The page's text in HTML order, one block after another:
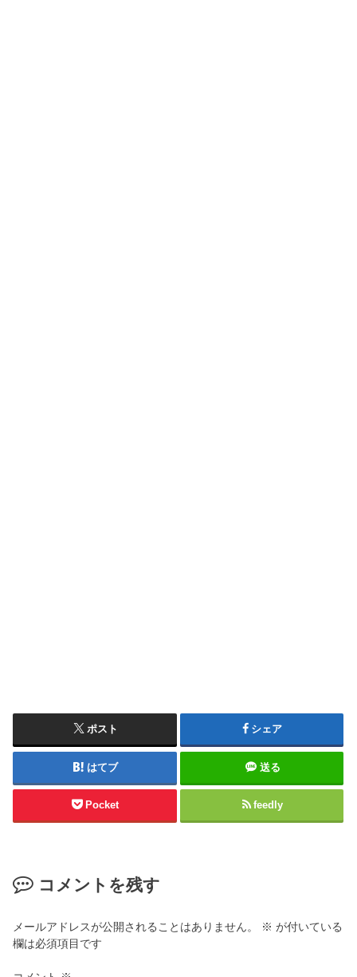
ポスト シェア
はてブ 送る
Pocket feedly
コメントを残す
メールアドレスが公開されることはありません。 ※ が付いている
欄は必須項目です